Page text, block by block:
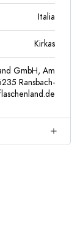
Italia
Kirkas
GmbH, Am
Ransbach-